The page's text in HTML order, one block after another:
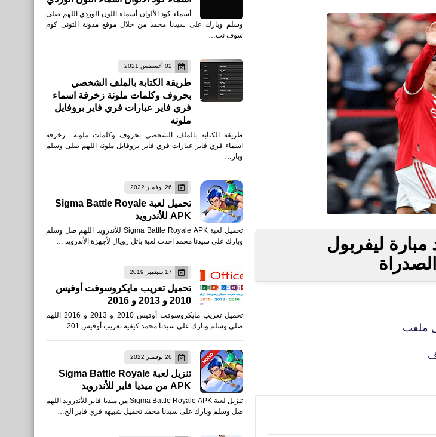
مبارة ليفربول
ملعب
أسماء كود الألوان أسماء اللون الوردي اللهم صلى
وسلم وبارك على سيدنا محمد من خلال موقع مدونة التونى كوم
سوف نت…
02 أغسطس 2021
طريقة الكتابة بالملف الشخصي
بحروف وكلمات ملونة زخرفة اسماء
فري فاير عبارات فري فاير بروفايل
ملونه
طريقة الكتابة بالملف الشخصي بحروف وكلمات ملونة زخرفة
اسماء فري فاير عبارات فري فاير بروفايل ملونه اللهم صلى وسلم
وبار…
26 نوفمبر 2022
تحميل لعبة Sigma Battle Royale
APK للأندرويد
تحميل لعبة Sigma Battle Royale APK للأندرويد اللهم صل وسلم
وبارك على سيدنا محمد احدث لعبة باتل رويال لأجهزة الأندرويد …
17 سبتمبر 2019
تحميل تعريب مايكروسوفت أوفيس
2010 و 2013 و 2016
تحميل تعريب مايكروسوفت أوفيس 2010 و 2013 و 2016 اللهم
صلي وسلم وبارك على سيدنا محمد كيفية تعريب أوفيس 201…
26 نوفمبر 2022
تنزيل لعبة Sigma Battle Royale
APK من ميديا فاير للأندرويد
تنزيل لعبة Sigma Battle Royale APK من ميديا فاير للأندرويد اللهم
صل وسلم وبارك على سيدنا محمد تحميل شبيهه فري فاير الج…
fovtech
نطبيقات
أبوظبي الرياضية للأيفون
والأندرويد
04 فبراير 2022